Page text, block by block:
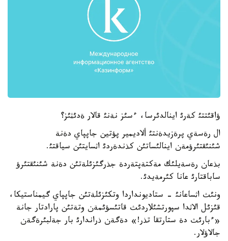
ؤاقئتتئ كةرئ اينالدئرسا، ءسئز نةنئ قالار ةدئثئز؟
ال رةسةي پرةزيدةنتئ ألاديمير پؤتين جاپپاي دةنة
شئنئقتئرؤمةن اينالئساتئن كذندةردئ اثسايتئن سياقتئ.
بذعان رةسةيلئك مةكتةپتةردة جذرگئزئلةتئن دةنة شئنئقتئرؤ
ساباقتارئ عانا كئرمةيدئ.
ونئث اثساعانئ - ستاديونداردا وتكئزئلةتئن جاپپاي گيمناستيكا،
قئزئل الاثدا سپورتشئلاردئث قاتئسؤئمةن وتةتئن پارادتار جانة
«ءبارئث دة ستارتقا تذر!» دةگةن ذراندارئ بار جةلبئرةگةن
جالاؤلار.